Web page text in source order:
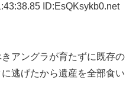
ID:EsQKsykb0.net
アングラが育たずに既存の
逃げたから遺産を全部食い